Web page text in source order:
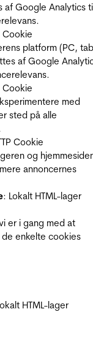
Google Analytics
Cookie
platform (PC,
af Google
Cookie
med
sted på alle
Cookie
og
annoncernes
: Lokalt HTML-lager
er i gang med at
enkelte cookies
HTML-lager